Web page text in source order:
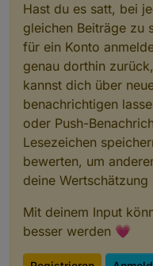
Hast du es satt, bei
gleichen Beiträge zu
für ein Konto
genau dorthin
kannst dich über
benachrichtigen
oder Push-
Lesezeichen
bewerten, um
deine Wertschätzung
Mit deinem Input
besser werden 💗